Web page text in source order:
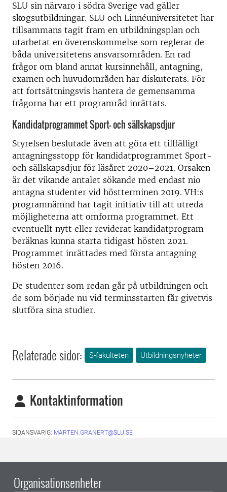
SLU sin närvaro i södra Sverige vad gäller
skogsutbildningar. SLU och Linnéuniversitetet har
tillsammans tagit fram en utbildningsplan och
utarbetat en överenskommelse som reglerar de
båda universitetens ansvarsområden. En rad
frågor om bland annat kursinnehåll, antagning,
examen och huvudområden har diskuterats. För
att fortsättningsvis hantera de gemensamma
frågorna har ett programråd inrättats.
Kandidatprogrammet Sport- och sällskapsdjur
Styrelsen beslutade även att göra ett tillfälligt
antagningsstopp för kandidatprogrammet Sport-
och sällskapsdjur för läsåret 2020–2021. Orsaken
är det vikande antalet sökande med endast nio
antagna studenter vid höstterminen 2019. VH:s
programnämnd har tagit initiativ till att utreda
möjligheterna att omforma programmet. Ett
eventuellt nytt eller reviderat kandidatprogram
beräknas kunna starta tidigast hösten 2021.
Programmet inrättades med första antagning
hösten 2016.
De studenter som redan går på utbildningen och
de som började nu vid terminsstarten får givetvis
slutföra sina studier.
Relaterade sidor: S-fakulteten Utbildningsnyheter
Kontaktinformation
SIDANSVARIG: MARTEN.GRANERT@SLU.SE
Organisationsenheter